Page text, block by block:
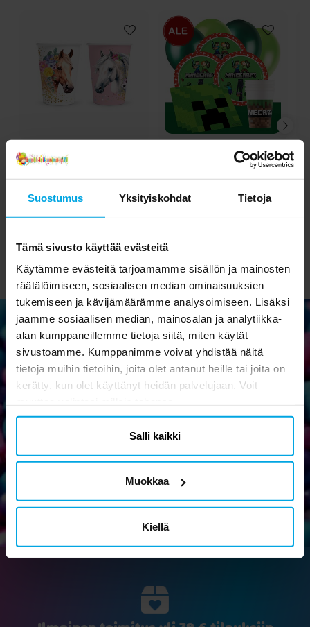
Suostumus Yksityiskohdat Tietoja
Tämä sivusto käyttää evästeitä
Käytämme evästeitä tarjoamamme sisällön ja mainosten
räätälöimiseen, sosiaalisen median ominaisuuksien
tukemiseen ja kävijämäärämme analysoimiseen. Lisäksi
jaamme sosiaalisen median, mainosalan ja analytiikka-
alan kumppaneillemme tietoja siitä, miten käytät
sivustoamme. Kumppanimme voivat yhdistää näitä
tietoja muihin tietoihin, joita olet antanut heille tai joita on
kerätty, kun olet käyttänyt heidän palvelujaan. Voit
Salli kaikki
Muokkaa
Kiellä
Hevoset Pahvimukit 8
Hinta2,69 €
OSTA
Minecraft Juhlasetti 8-
24 hengelle
Nykyinen hinta
18,90 € Edellinen hinta
18,90 € 19,90 €
SIIRRY TUOTESIVULLE
Uutiskirje
Tilaa uutiskirjeemme ja osallistu hauskoihin vinkkeihin,